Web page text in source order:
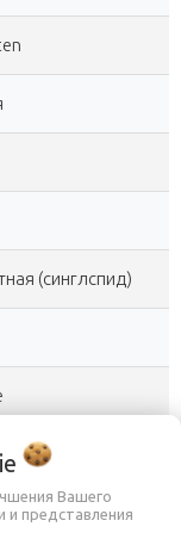
(синглспид)
steel 28T
Вашего
и представления